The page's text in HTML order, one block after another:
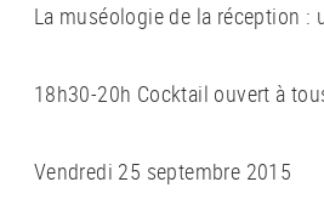
La muséologie de la réception
18h30-20h Cocktail ouvert à
Vendredi 25 septembre 2015